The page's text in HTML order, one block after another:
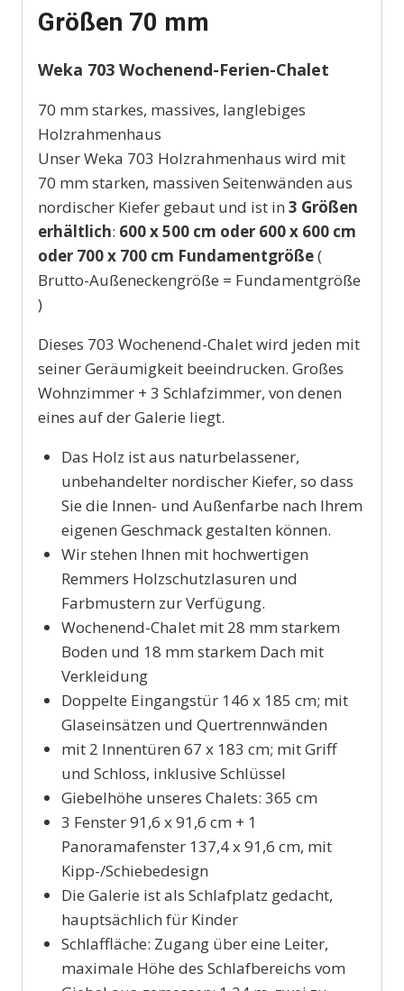
Größen 70 mm
Weka 703 Wochenend-Ferien-Chalet
70 mm starkes, massives, langlebiges
Holzrahmenhaus
Unser Weka 703 Holzrahmenhaus wird mit
70 mm starken, massiven Seitenwänden aus
nordischer Kiefer gebaut und ist in 3 Größen
erhältlich: 600 x 500 cm oder 600 x 600 cm
oder 700 x 700 cm Fundamentgröße(
Brutto-Außeneckengröße = Fundamentgröße
)
Dieses 703 Wochenend-Chalet wird jeden mit
seiner Geräumigkeit beeindrucken. Großes
Wohnzimmer + 3 Schlafzimmer, von denen
eines auf der Galerie liegt.
Das Holz ist aus naturbelassener,
unbehandelter nordischer Kiefer, so dass
Sie die Innen- und Außenfarbe nach Ihrem
eigenen Geschmack gestalten können.
Wir stehen Ihnen mit hochwertigen
Remmers Holzschutzlasuren und
Farbmustern zur Verfügung.
Wochenend-Chalet mit 28 mm starkem
Boden und 18 mm starkem Dach mit
Verkleidung
Doppelte Eingangstür 146 x 185 cm; mit
Glaseinsätzen und Quertrennwänden
mit 2 Innentüren 67 x 183 cm; mit Griff
und Schloss, inklusive Schlüssel
Giebelhöhe unseres Chalets: 365 cm
3 Fenster 91,6 x 91,6 cm + 1
Panoramafenster 137,4 x 91,6 cm, mit
Kipp-/Schiebedesign
Die Galerie ist als Schlafplatz gedacht,
hauptsächlich für Kinder
Schlaffläche: Zugang über eine Leiter,
maximale Höhe des Schlafbereichs vom